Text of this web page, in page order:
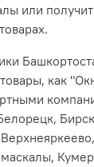
или
как